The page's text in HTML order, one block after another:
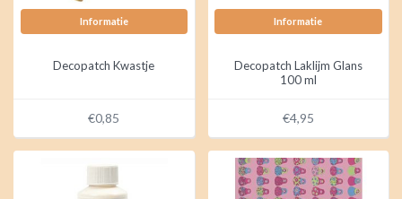
Informatie
Decopatch Kwastje
€0,85
Informatie
Decopatch Laklijm Glans
100 ml
€4,95